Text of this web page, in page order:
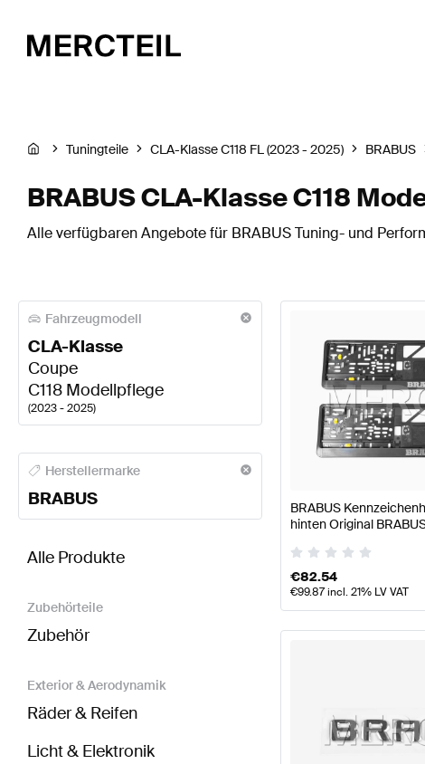
Tuningteile CLA-Klasse C118 FL (2023 - 2025) BRABUS
BRABUS CLA-Klasse C118
Alle verfügbaren Angebote für BRABUS Tuning- und
Fahrzeugmodell
CLA-Klasse
Coupe
C118 Modellpflege
(2023 - 2025)
BRABUS A-Klasse Karosserie & Aerodynamik
Herstellermarke
BRABUS
BRABUS CLA-Klasse C118 Modellpflege Karosserie &
Alle Produkte
Zubehörteile
Zubehör
Exterior & Aerodynamik
Räder & Reifen
Licht & Elektronik
BRABUS
hinten Original
€82.54
€99.87incl. 21% LV VAT